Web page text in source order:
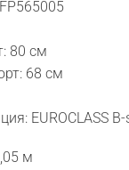
80 см
68 см
EUROCLASS B-
м